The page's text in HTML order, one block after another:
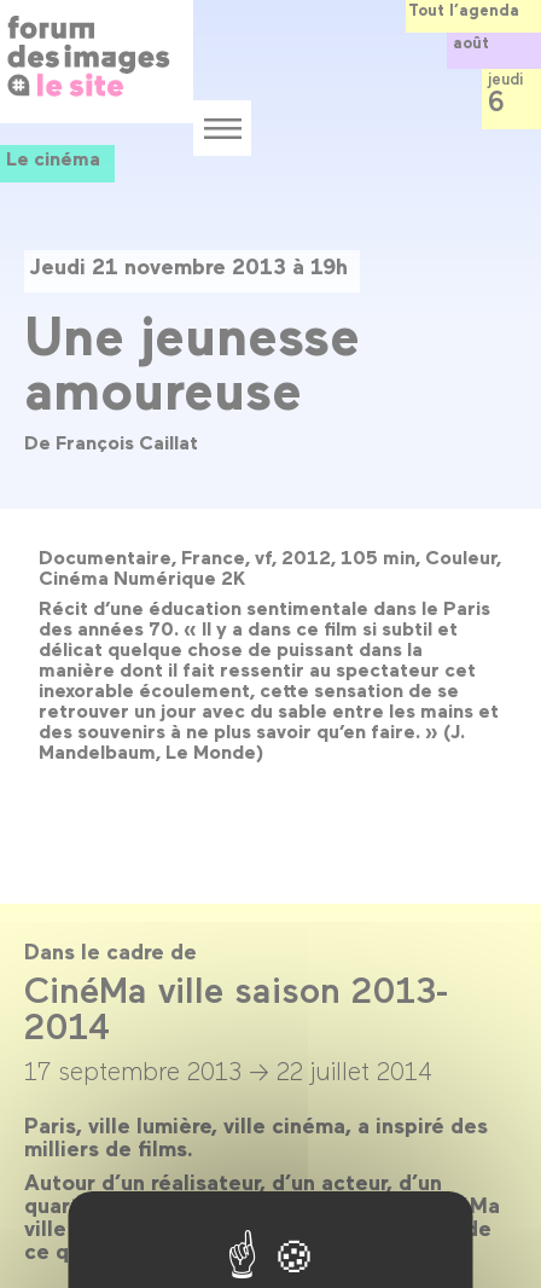
au
contenu
principal
Menu
Le cinéma
Jeudi 21 novembre 2013 à 19h
Une jeunesse
amoureuse
De François Caillat
Documentaire, France, vf, 2012, 105 min, Couleur,
Cinéma Numérique 2K
Récit d’une éducation sentimentale dans le Paris
des années 70. « Il y a dans ce film si subtil et
délicat quelque chose de puissant dans la
manière dont il fait ressentir au spectateur cet
inexorable écoulement, cette sensation de se
retrouver un jour avec du sable entre les mains et
des souvenirs à ne plus savoir qu’en faire. » (J.
Mandelbaum, Le Monde)
Dans le cadre de
CinéMa ville saison 2013-
2014
17 septembre 2013 → 22 juillet 2014
Paris, ville lumière, ville cinéma, a inspiré des
milliers de films.
Autour d’un réalisateur, d’un acteur, d’un
quartier, d’une époque ou d’un thème, CinéMa
ville propose chaque mois une exploration de
ce qui palpite dans la cité.
Tout l’agenda
août
jeudi
6